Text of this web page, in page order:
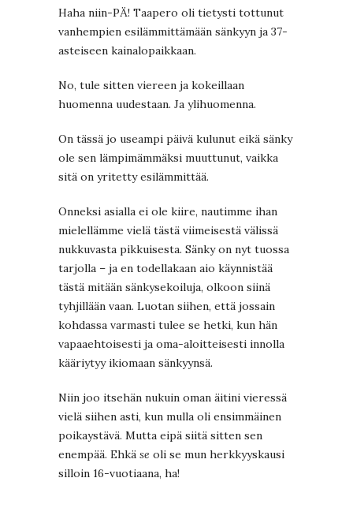
Haha niin-PÄ! Taapero oli tietysti tottunut
vanhempien esilämmittämään sänkyyn ja 37-
asteiseen kainalopaikkaan.
No, tule sitten viereen ja kokeillaan
huomenna uudestaan. Ja ylihuomenna.
On tässä jo useampi päivä kulunut eikä sänky
ole sen lämpimämmäksi muuttunut, vaikka
sitä on yritetty esilämmittää.
Onneksi asialla ei ole kiire, nautimme ihan
mielellämme vielä tästä viimeisestä välissä
nukkuvasta pikkuisesta. Sänky on nyt tuossa
tarjolla – ja en todellakaan aio käynnistää
tästä mitään sänkysekoiluja, olkoon siinä
tyhjillään vaan. Luotan siihen, että jossain
kohdassa varmasti tulee se hetki, kun hän
vapaaehtoisesti ja oma-aloitteisesti innolla
kääriytyy ikiomaan sänkyynsä.
Niin joo itsehän nukuin oman äitini vieressä
vielä siihen asti, kun mulla oli ensimmäinen
poikaystävä. Mutta eipä siitä sitten sen
enempää. Ehkä se oli se mun herkkyyskausi
silloin 16-vuotiaana, ha!